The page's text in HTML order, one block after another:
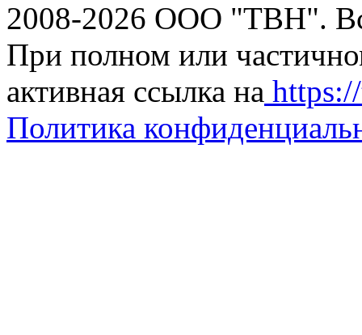
2008-2026 ООО "ТВН".
При полном или
активная ссылка на
Политика